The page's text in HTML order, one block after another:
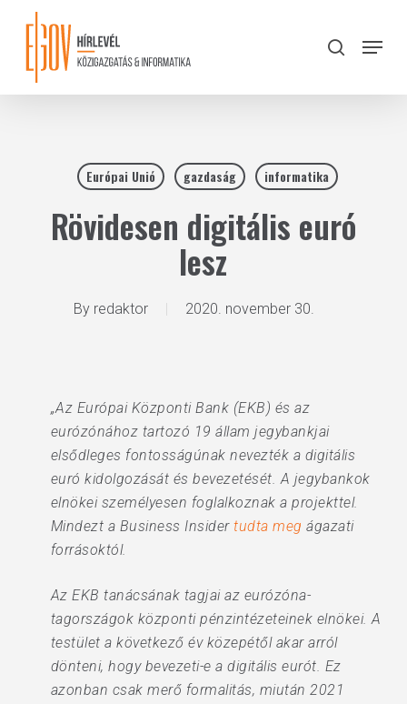
content
search
Menu
Európai Unió gazdaság informatika
Rövidesen digitális euró
lesz
By redaktor 2020. november 30.
„Az Európai Központi Bank (EKB) és az
eurózónához tartozó 19 állam jegybankjai
elsődleges fontosságúnak nevezték a digitális
euró kidolgozását és bevezetését. A jegybankok
elnökei személyesen foglalkoznak a projekttel.
Mindezt a Business Insidertudta meg ágazati
forrásoktól.
Az EKB tanácsának tagjai az eurózóna-
tagországok központi pénzintézeteinek elnökei. A
testület a következő év közepétől akar arról
dönteni, hogy bevezeti-e a digitális eurót. Ez
azonban csak merő formalitás, miután 2021
Close